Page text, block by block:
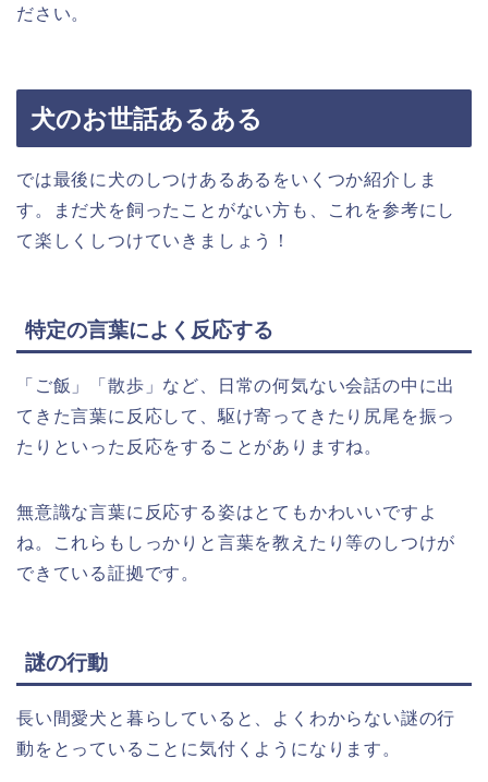
ださい。
犬のお世話あるある
では最後に犬のしつけあるあるをいくつか紹介しま
す。まだ犬を飼ったことがない方も、これを参考にし
て楽しくしつけていきましょう！
特定の言葉によく反応する
「ご飯」「散歩」など、日常の何気ない会話の中に出
てきた言葉に反応して、駆け寄ってきたり尻尾を振っ
たりといった反応をすることがありますね。
無意識な言葉に反応する姿はとてもかわいいですよ
ね。これらもしっかりと言葉を教えたり等のしつけが
できている証拠です。
謎の行動
長い間愛犬と暮らしていると、よくわからない謎の行
動をとっていることに気付くようになります。